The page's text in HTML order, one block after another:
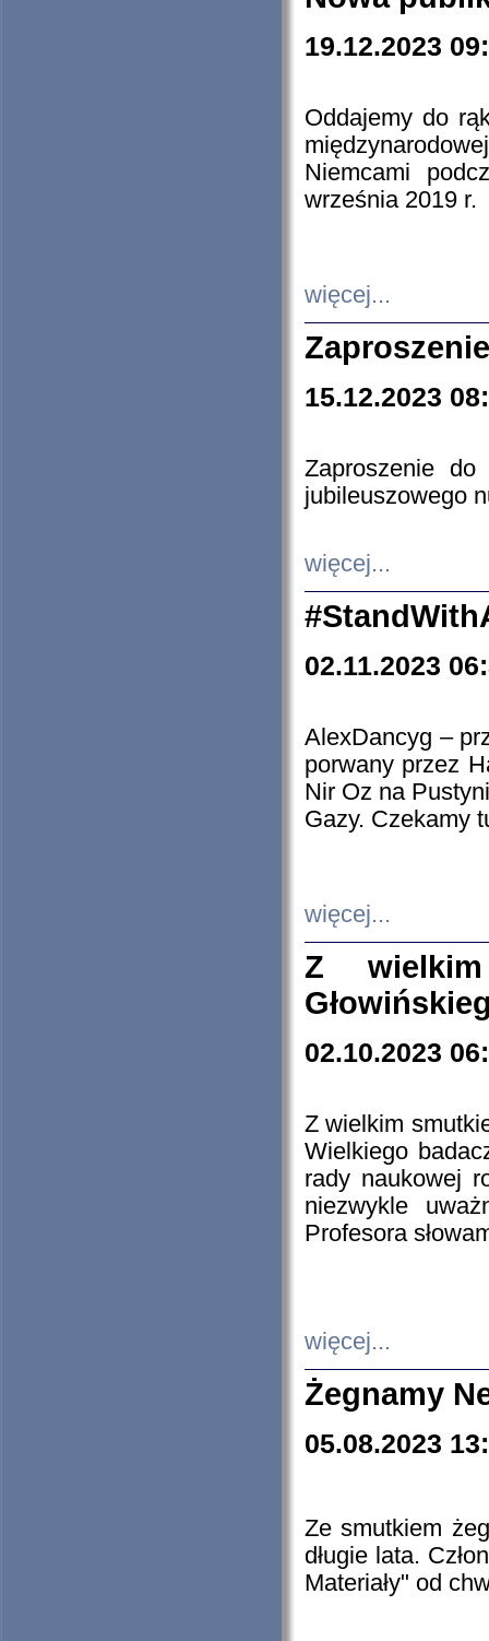
19.12.2023
Oddajemy do
Niemcami
września 2019 r.
więcej...
15.12.2023
Zaproszenie do
jubileuszowego
więcej...
02.11.2023
AlexDancyg –
porwany przez
Nir Oz na
Gazy. Czekamy
więcej...
Z
02.10.2023
Z wielkim
Wielkiego
rady naukowej
niezwykle
Profesora
więcej...
Żegnamy
05.08.2023
Ze smutkiem
długie lata.
Materiały" od